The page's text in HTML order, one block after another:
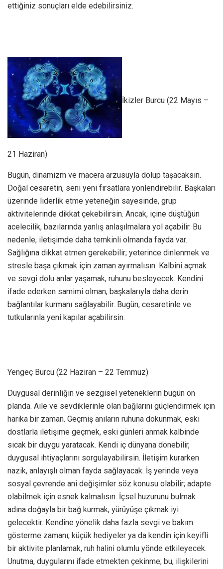
ettiğiniz sonuçları elde edebilirsiniz.
İkizler Burcu (22 Mayıs –
21 Haziran)
Bugün, dinamizm ve macera arzusuyla dolup taşacaksın.
Doğal cesaretin, seni yeni fırsatlara yönlendirebilir. Başkaları
üzerinde liderlik etme yeteneğin sayesinde, grup
aktivitelerinde dikkat çekebilirsin. Ancak, içine düştüğün
acelecilik, bazılarında yanlış anlaşılmalara yol açabilir. Bu
nedenle, iletişimde daha temkinli olmanda fayda var.
Sağlığına dikkat etmen gerekebilir; yeterince dinlenmek ve
stresle başa çıkmak için zaman ayırmalısın. Kalbini açmak
ve sevgi dolu anlar yaşamak, ruhunu besleyecek. Kendini
ifade ederken samimi olman, başkalarıyla daha derin
bağlantılar kurmanı sağlayabilir. Bugün, cesaretinle ve
tutkularınla yeni kapılar açabilirsin.
Yengeç Burcu (22 Haziran – 22 Temmuz)
Duygusal derinliğin ve sezgisel yeteneklerin bugün ön
planda. Aile ve sevdiklerinle olan bağlarını güçlendirmek için
harika bir zaman. Geçmiş anıların ruhuna dokunmak, eski
dostlarla iletişime geçmek, eski günleri anmak kalbinde
sıcak bir duygu yaratacak. Kendi iç dünyana dönebilir,
duygusal ihtiyaçlarını sorgulayabilirsin. İletişim kurarken
nazik, anlayışlı olman fayda sağlayacak. İş yerinde veya
sosyal çevrende ani değişimler söz konusu olabilir; adapte
olabilmek için esnek kalmalısın. İçsel huzurunu bulmak
adına doğayla bir bağ kurmak, yürüyüşe çıkmak iyi
gelecektir. Kendine yönelik daha fazla sevgi ve bakım
gösterme zamanı; küçük hediyeler ya da kendin için keyifli
bir aktivite planlamak, ruh halini olumlu yönde etkileyecek.
Unutma, duygularını ifade etmekten çekinme; bu, ilişkilerini